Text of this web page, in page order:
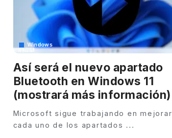
Windows
Así será el nuevo apartado
Bluetooth en Windows 11
(mostrará más información)
Microsoft sigue trabajando en mejorar
cada uno de los apartados ...